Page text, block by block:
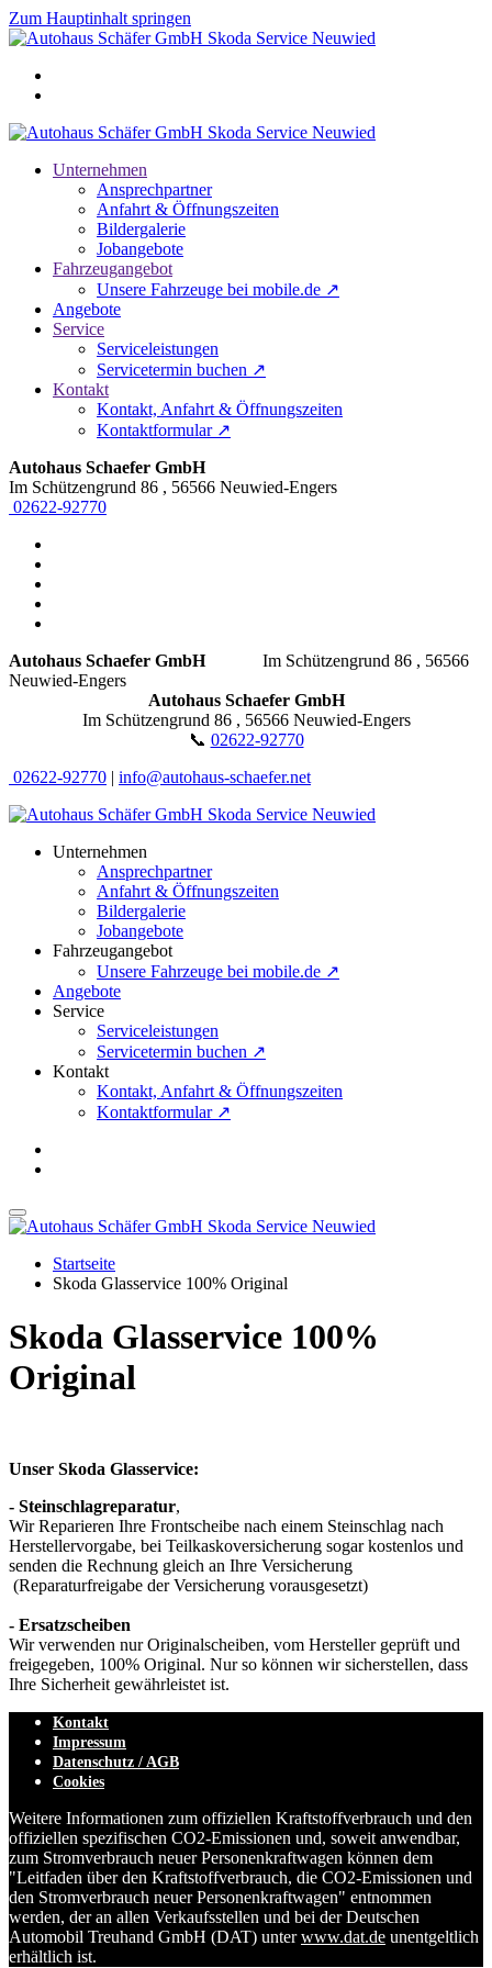
Zum Hauptinhalt springen
Unternehmen
Ansprechpartner
Anfahrt & Öffnungszeiten
Bildergalerie
Jobangebote
Fahrzeugangebot
Unsere Fahrzeuge bei mobile.de ↗
Angebote
Service
Serviceleistungen
Servicetermin buchen ↗
Kontakt
Kontakt, Anfahrt & Öffnungszeiten
Kontaktformular ↗
Autohaus Schaefer GmbH
Im Schützengrund 86 , 56566 Neuwied-Engers
02622-92770
Autohaus Schaefer GmbHIm Schützengrund 86 , 56566
Neuwied-Engers
Autohaus Schaefer GmbH
Im Schützengrund 86 , 56566 Neuwied-Engers
📞 02622-92770
02622-92770 | info@autohaus-schaefer.net
Unternehmen
Ansprechpartner
Anfahrt & Öffnungszeiten
Bildergalerie
Jobangebote
Fahrzeugangebot
Unsere Fahrzeuge bei mobile.de ↗
Angebote
Service
Serviceleistungen
Servicetermin buchen ↗
Kontakt
Kontakt, Anfahrt & Öffnungszeiten
Kontaktformular ↗
Startseite
Skoda Glasservice 100% Original
Skoda Glasservice 100%
Original
Unser Skoda Glasservice:
- Steinschlagreparatur,
Wir Reparieren Ihre Frontscheibe nach einem Steinschlag nach
Herstellervorgabe, bei Teilkaskoversicherung sogar kostenlos und
senden die Rechnung gleich an Ihre Versicherung
(Reparaturfreigabe der Versicherung vorausgesetzt)
- Ersatzscheiben
Wir verwenden nur Originalscheiben, vom Hersteller geprüft und
freigegeben, 100% Original. Nur so können wir sicherstellen, dass
Ihre Sicherheit gewährleistet ist.
Kontakt
Impressum
Datenschutz / AGB
Cookies
Weitere Informationen zum offiziellen Kraftstoffverbrauch und den
offiziellen spezifischen CO2-Emissionen und, soweit anwendbar,
zum Stromverbrauch neuer Personenkraftwagen können dem
"Leitfaden über den Kraftstoffverbrauch, die CO2-Emissionen und
den Stromverbrauch neuer Personenkraftwagen" entnommen
werden, der an allen Verkaufsstellen und bei der Deutschen
Automobil Treuhand GmbH (DAT) unterwww.dat.de unentgeltlich
erhältlich ist.